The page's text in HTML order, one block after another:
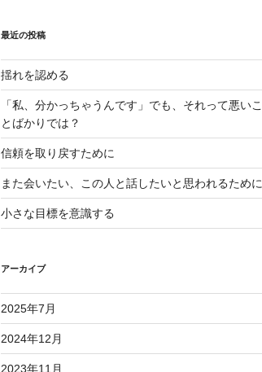
最近の投稿
揺れを認める
「私、分かっちゃうんです」でも、それって悪いこ
とばかりでは？
信頼を取り戻すために
また会いたい、この人と話したいと思われるために
小さな目標を意識する
アーカイブ
2025年7月
2024年12月
2023年11月